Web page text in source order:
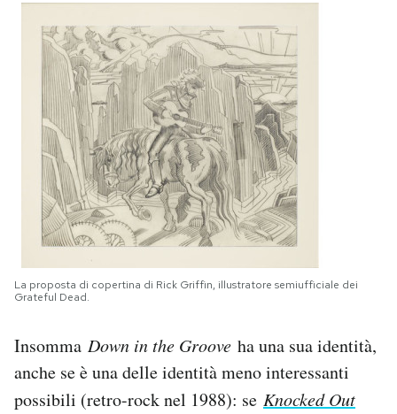
La proposta di copertina di Rick Griffin, illustratore semiufficiale dei
Grateful Dead.
Insomma Down in the Groove ha una sua identità,
anche se è una delle identità meno interessanti
possibili (retro-rock nel 1988): se Knocked Out